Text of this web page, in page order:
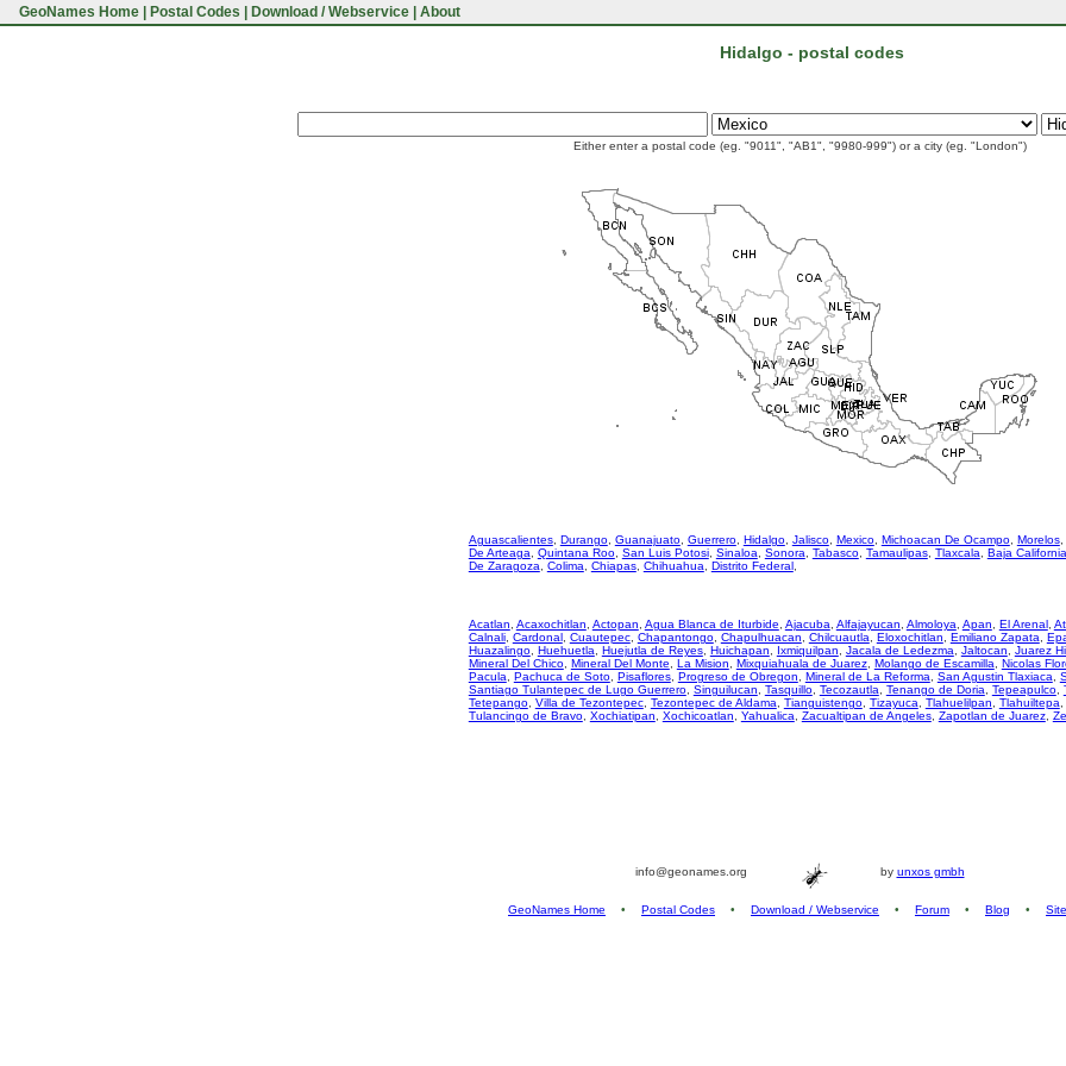
GeoNames Home Postal Codes Download / Webservice About
Hidalgo - postal codes
Either enter a postal code (eg. "9011", "AB1", "9980-999") or a city (eg. "London")
Aguascalientes, Durango, Guanajuato, Guerrero, Hidalgo, Jalisco, Mexico, Michoacan De Ocampo, Morelos,
De Arteaga
Quintana Roo, San Luis Potosi, Sinaloa Sonora Tabasco, Tamaulipas, Tlaxcala Baja
De Zaragoza
Colima Chiapas, Chihuahua Distrito Federal,
Acatlan Acaxochitlan Actopan Agua Blanca de Iturbide Ajacuba Alfajayucan Almoloya Apan El Arenal,
Calnali, Cardonal, Cuautepec, Chapantongo, Chapulhuacan Chilcuautla Eloxochitlan Emiliano Zapata
Huazalingo, Huehuetla Huejutla de Reyes, Huichapan Ixmiquilpan Jacala de Ledezma Jaltocan Juarez
Mineral Del Chico, Mineral Del Monte La Mision Mixquiahuala de Juarez, Molango de Escamilla Nicolas
Pacula
Pachuca de Soto, Pisaflores, Progreso de Obregon Mineral de La Reforma San Agustin Tlaxiaca
Santiago Tulantepec de Lugo Guerrero, Singuilucan Tasquillo, Tecozautla Tenango de Doria Tepeapulco,
Tetepango, Villa de Tezontepec, Tezontepec de Aldama Tianguistengo, Tizayuca Tlahuelilpan Tlahuiltepa
Tulancingo de Bravo, Xochiatipan Xochicoatlan Yahualica Zacualtipan de Angeles, Zapotlan de Juarez,
info@geonames.org by unxos gmbh
GeoNames Home • Postal Codes • Download / Webservice • Forum • Blog •